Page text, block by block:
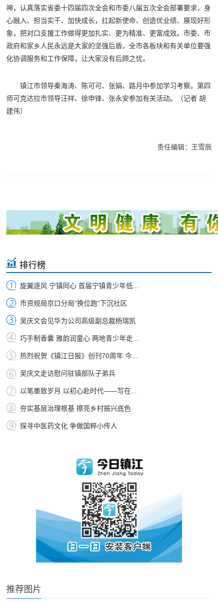
神，认真落实省委十四届四次全会和市委八届五次全会部署要求，身
心融入、担当实干、加快成长，扛起新使命、创造优业绩、展现好形
象，把对口支援工作做得更加扎实、更为精准、更富成效。市委、市
政府和家乡人民永远是大家的坚强后盾，全市各板块和有关单位要强
化协调服务和工作保障，让大家没有后顾之忧。
镇江市领导秦海涛、陈可可、张娟、路月中参加学习考察。第四
师可克达拉市领导汪祥、徐申锋、张永安参加有关活动。（记者 胡
建伟）
责任编辑：王雪辰
排行榜
旋翼逐风 宁镇同心 首届宁镇青少年低...
市资规局京口分局“换位跑”下沉社区
吴庆文会见华为公司高级副总裁杨瑞凯
巧手制香囊 雅韵润童心 两地青少年走...
热烈祝贺《镇江日报》创刊70周年 今...
吴庆文走访慰问驻镇部队子弟兵
以笔墨致岁月 以初心赴时代——写在...
夯实基层治理根基 擦亮乡村振兴底色
探寻中医药文化 争做国粹小传人
推荐图片